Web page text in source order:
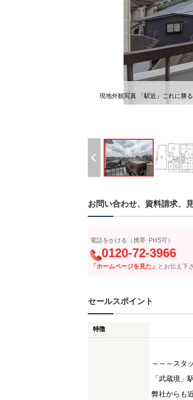
現地外観写真 「駅近」これに勝
お問い合わせ、資料請求、
電話をかける（携帯･PHS可）
0120-72-3966
「ホームページを見た」 とお伝え下
セールスポイント
特徴
～～～スタ
「武蔵境」
弊社からも